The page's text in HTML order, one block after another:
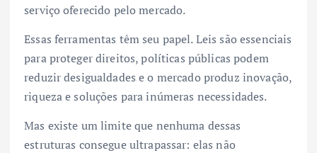
serviço oferecido pelo mercado.
Essas ferramentas têm seu papel. Leis são essenciais
para proteger direitos, políticas públicas podem
reduzir desigualdades e o mercado produz inovação,
riqueza e soluções para inúmeras necessidades.
Mas existe um limite que nenhuma dessas
estruturas consegue ultrapassar: elas não